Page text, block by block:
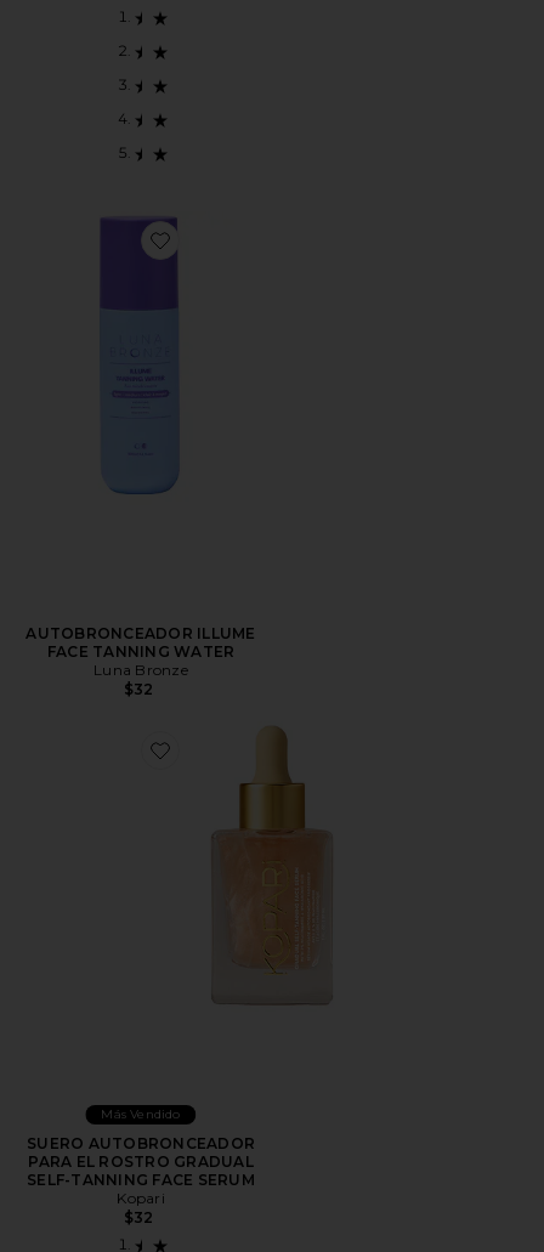
Favorite AUTOBRONCEADOR ILLUME FACE
AUTOBRONCEADOR ILLUME
FACE TANNING WATER
Luna Bronze
$32
Favorite SUERO AUTOBRONCEADOR PARA EL
Más Vendido
SUERO AUTOBRONCEADOR
PARA EL ROSTRO GRADUAL
SELF-TANNING FACE SERUM
Kopari
$32